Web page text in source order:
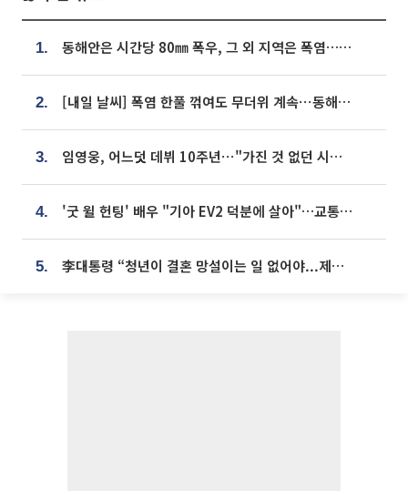
1. 동해안은 시간당 80㎜ 폭우, 그 외 지역은 폭염…‘극과 극 날씨’
2. [내일 날씨] 폭염 한풀 꺾여도 무더위 계속⋯동해안 이틀 연속 비
3. 임영웅, 어느덧 데뷔 10주년⋯"가진 것 없던 시절, 내 앞엔 20명의 팬뿐"
4. '굿 윌 헌팅' 배우 "기아 EV2 덕분에 살아"…교통사고 후 안전성 극찬
5. 李대통령 “청년이 결혼 망설이는 일 없어야...제도상 불이익 조사”